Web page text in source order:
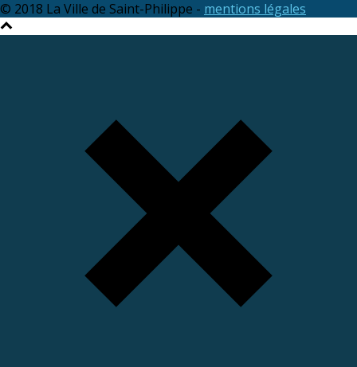
© 2018 La Ville de Saint-Philippe - mentions légales